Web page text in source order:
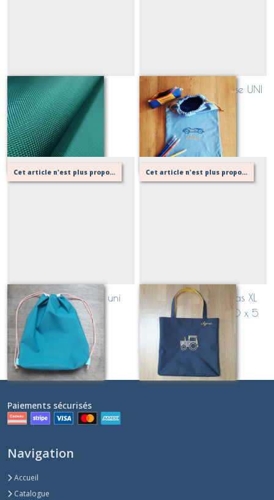
vert emeraude
Sur demande
Sac pochon à coulisse UNI
à personnaliser
Sur demande
Cet article n'est plus proposé, retournez au menu principal ou contactez moi!
petit JULES étanche uni
Sur demande
Cet article n'est plus proposé, retournez au menu principal ou contactez moi!
Totebag façon cabas XL
OUTDOOR 40 x 40 x 5
(étanche)
Paiements sécurisés
Navigation
Accueil
Catalogue